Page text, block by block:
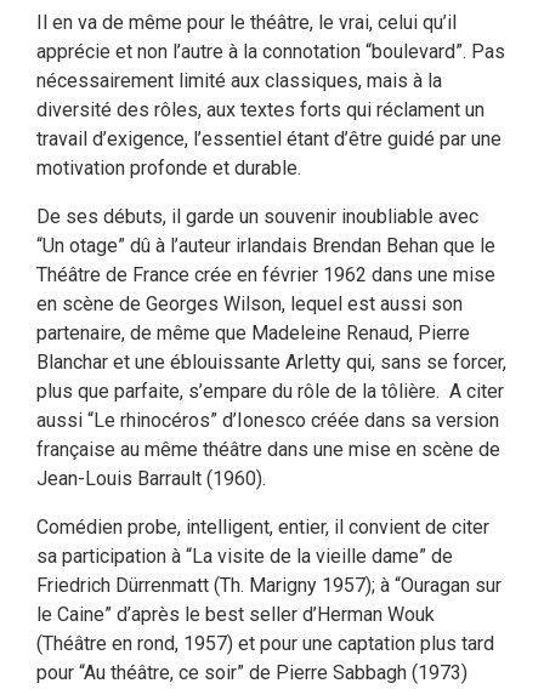
Il en va de même pour le théâtre, le vrai, celui qu’il
apprécie et non l’autre à la connotation “boulevard”. Pas
nécessairement limité aux classiques, mais à la
diversité des rôles, aux textes forts qui réclament un
travail d’exigence, l’essentiel étant d’être guidé par une
motivation profonde et durable.
De ses débuts, il garde un souvenir inoubliable avec
“Un otage” dû à l’auteur irlandais Brendan Behan que le
Théâtre de France crée en février 1962 dans une mise
en scène de Georges Wilson, lequel est aussi son
partenaire, de même que Madeleine Renaud, Pierre
Blanchar et une éblouissante Arletty qui, sans se forcer,
plus que parfaite, s’empare du rôle de la tôlière. A citer
aussi “Le rhinocéros” d’Ionesco créée dans sa version
française au même théâtre dans une mise en scène de
Jean-Louis Barrault (1960).
Comédien probe, intelligent, entier, il convient de citer
sa participation à “La visite de la vieille dame” de
Friedrich Dürrenmatt (Th. Marigny 1957); à “Ouragan sur
le Caine” d’après le best seller d’Herman Wouk
(Théâtre en rond, 1957) et pour une captation plus tard
pour “Au théâtre, ce soir” de Pierre Sabbagh (1973)